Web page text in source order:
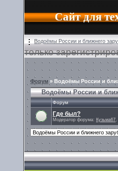
Сайт для
Водоёмы России и ближнего
только
Форум » Водоёмы России и
Водоёмы России и
Форум
Где был?
Модератор форума: Кузьма67,